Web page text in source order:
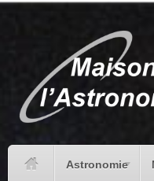
Astronomie